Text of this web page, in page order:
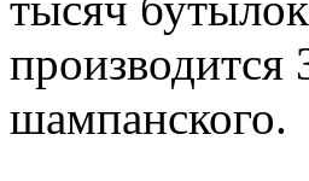
шампанского.